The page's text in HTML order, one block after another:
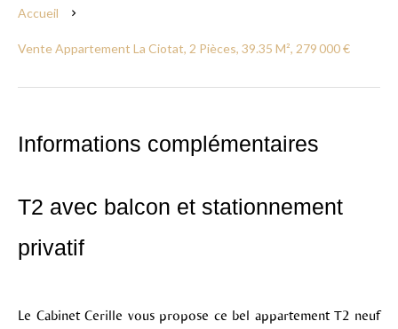
Accueil
Vente Appartement La Ciotat, 2 Pièces, 39.35 M², 279 000 €
Informations complémentaires
T2 avec balcon et stationnement
privatif
Le Cabinet Cerille vous propose ce bel appartement T2 neuf